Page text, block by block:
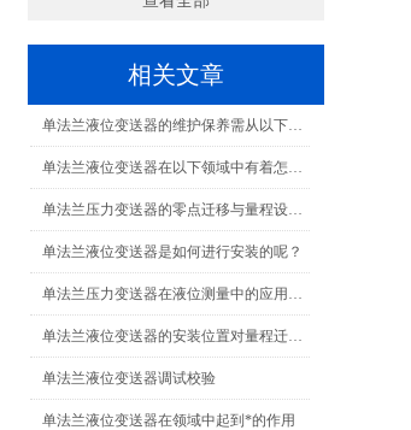
相关文章
单法兰液位变送器的维护保养需从以下方面入手
单法兰液位变送器在以下领域中有着怎样的作用呢？
单法兰压力变送器的零点迁移与量程设置实操指南
单法兰液位变送器是如何进行安装的呢？
单法兰压力变送器在液位测量中的应用与安装技巧
单法兰液位变送器的安装位置对量程迁移没有影响？
单法兰液位变送器调试校验
单法兰液位变送器在领域中起到*的作用